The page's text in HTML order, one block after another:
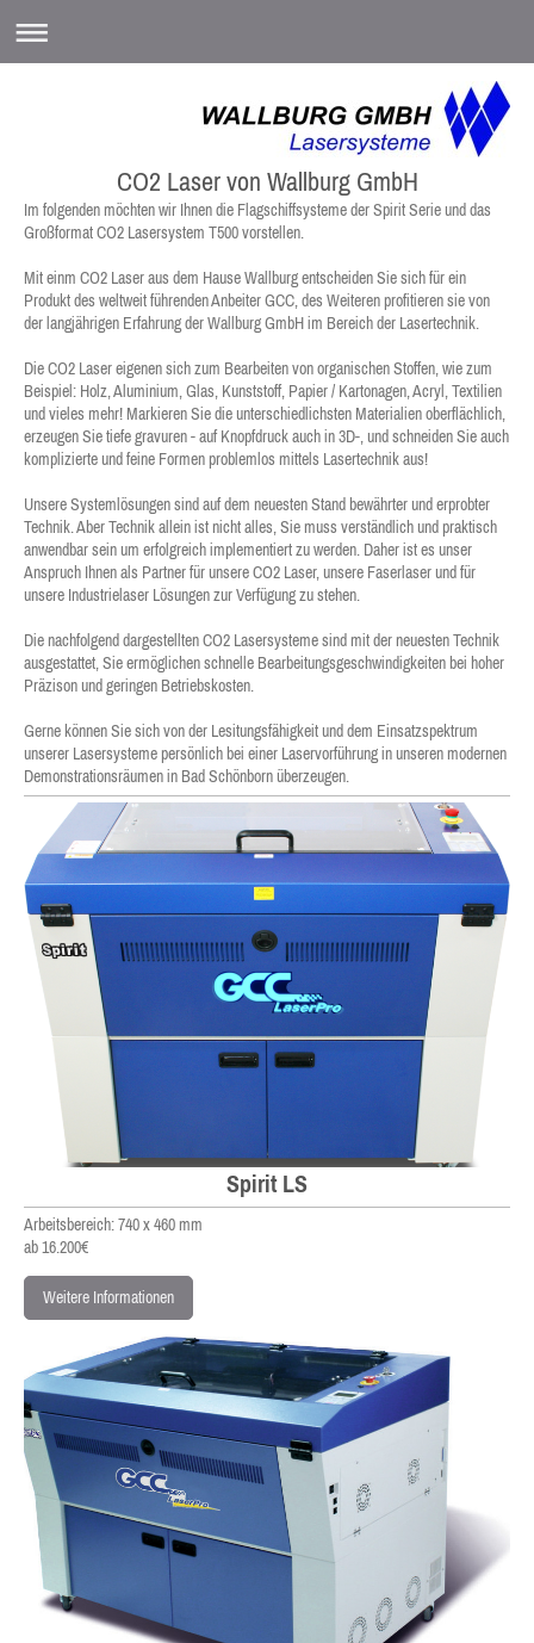
CO2 Laser von Wallburg GmbH
Im folgenden möchten wir Ihnen die Flagschiffsysteme der Spirit Serie und das
Großformat CO2 Lasersystem T500 vorstellen.
Mit einm CO2 Laser aus dem Hause Wallburg entscheiden Sie sich für ein
Produkt des weltweit führenden Anbeiter GCC, des Weiteren profitieren sie von
der langjährigen Erfahrung der Wallburg GmbH im Bereich der Lasertechnik.
Die CO2 Laser eigenen sich zum Bearbeiten von organischen Stoffen, wie zum
Beispiel: Holz, Aluminium, Glas, Kunststoff, Papier / Kartonagen, Acryl, Textilien
und vieles mehr! Markieren Sie die unterschiedlichsten Materialien oberflächlich,
erzeugen Sie tiefe gravuren - auf Knopfdruck auch in 3D-, und schneiden Sie auch
komplizierte und feine Formen problemlos mittels Lasertechnik aus!
Unsere Systemlösungen sind auf dem neuesten Stand bewährter und erprobter
Technik. Aber Technik allein ist nicht alles, Sie muss verständlich und praktisch
anwendbar sein um erfolgreich implementiert zu werden. Daher ist es unser
Anspruch Ihnen als Partner für unsere CO2 Laser, unsere Faserlaser und für
unsere Industrielaser Lösungen zur Verfügung zu stehen.
Die nachfolgend dargestellten CO2 Lasersysteme sind mit der neuesten Technik
ausgestattet, Sie ermöglichen schnelle Bearbeitungsgeschwindigkeiten bei hoher
Präzison und geringen Betriebskosten.
Gerne können Sie sich von der Lesitungsfähigkeit und dem Einsatzspektrum
unserer Lasersysteme persönlich bei einer Laservorführung in unseren modernen
Demonstrationsräumen in Bad Schönborn überzeugen.
Spirit LS
Arbeitsbereich: 740 x 460 mm
ab 16.200€
Weitere Informationen